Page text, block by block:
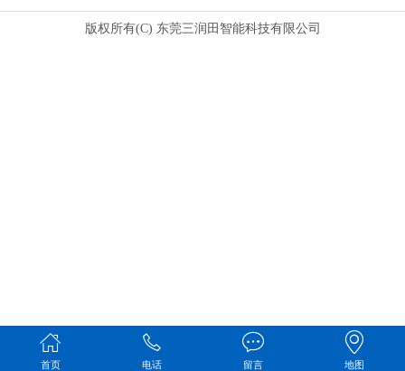
版权所有(C) 东莞三润田智能科技有限公司
首页 电话 留言 地图